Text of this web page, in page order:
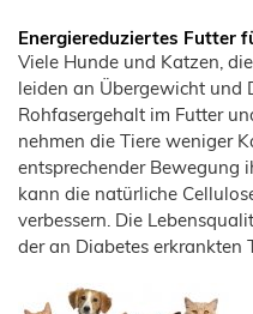
Energiereduziertes Futter
Viele Hunde und Katzen,
leiden an Übergewicht und
Rohfasergehalt im Futter
nehmen die Tiere weniger
entsprechender Bewegung
kann die natürliche
verbessern. Die
der an Diabetes erkrankten